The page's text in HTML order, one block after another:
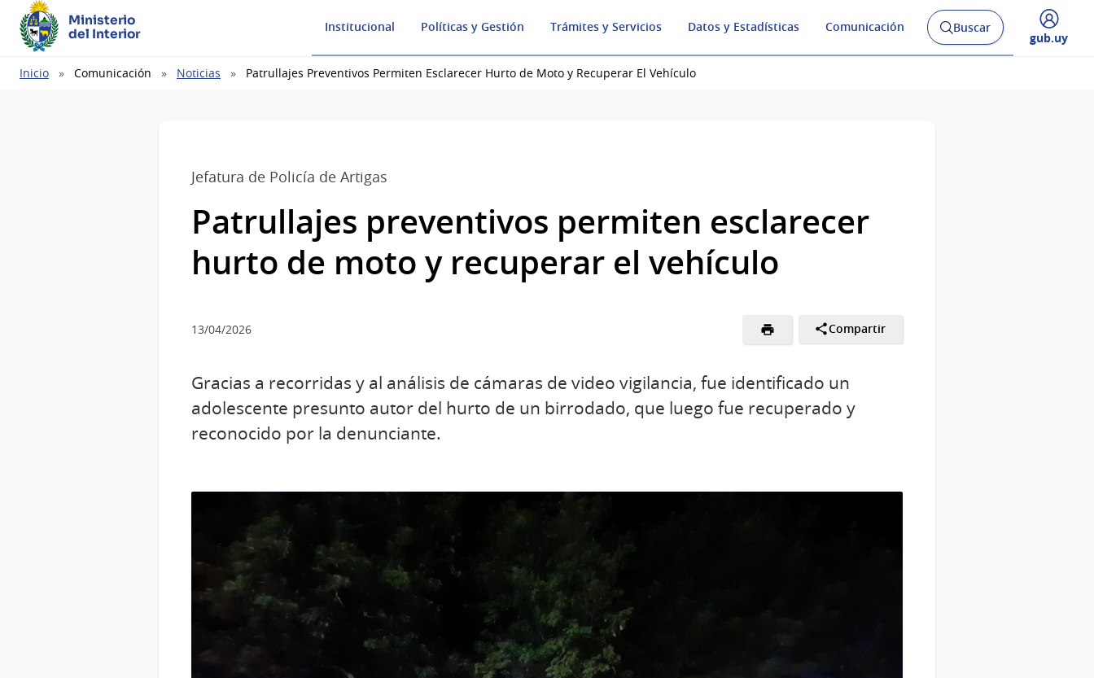
Ministerio
del Interior
Institucional Políticas y Gestión Trámites y Servicios Datos y Estadísticas Comunicación
Abrir
buscador
Buscar
Desplegar
gub.uy
Ruta
Inicio Comunicación Noticias Patrullajes Preventivos Permiten Esclarecer Hurto de Moto y Recuperar El Vehículo
Jefatura de Policía de Artigas
Patrullajes preventivos permiten esclarecer
hurto de moto y recuperar el vehículo
13/04/2026 Compartir
Gracias a recorridas y al análisis de cámaras de video vigilancia, fue identificado un
adolescente presunto autor del hurto de un birrodado, que luego fue recuperado y
reconocido por la denunciante.